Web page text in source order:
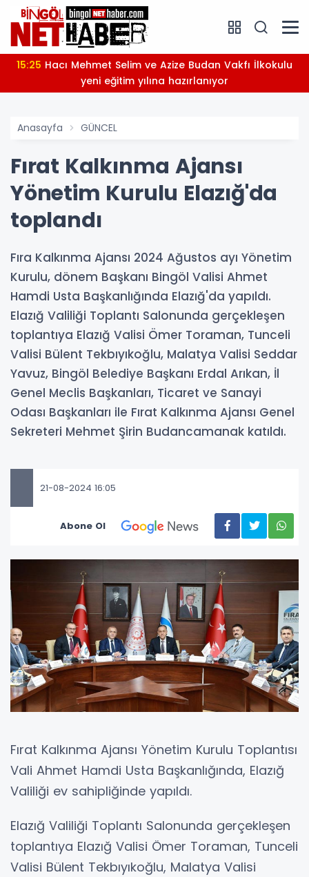
15:25
yeni eğitim yılına hazırlanıyor
Anasayfa GÜNCEL
Fırat Kalkınma Ajansı
Yönetim Kurulu Elazığ'da
toplandı
Fıra Kalkınma Ajansı 2024 Ağustos ayı Yönetim
Kurulu, dönem Başkanı Bingöl Valisi Ahmet
Hamdi Usta Başkanlığında Elazığ'da yapıldı.
Elazığ Valiliği Toplantı Salonunda gerçekleşen
toplantıya Elazığ Valisi Ömer Toraman, Tunceli
Valisi Bülent Tekbıyıkoğlu, Malatya Valisi Seddar
Yavuz, Bingöl Belediye Başkanı Erdal Arıkan, İl
Genel Meclis Başkanları, Ticaret ve Sanayi
Odası Başkanları ile Fırat Kalkınma Ajansı Genel
Sekreteri Mehmet Şirin Budancamanak katıldı.
21-08-2024 16:05
Abone Ol
Fırat Kalkınma Ajansı Yönetim Kurulu Toplantısı
Vali Ahmet Hamdi Usta Başkanlığında, Elazığ
Valiliği ev sahipliğinde yapıldı.
Elazığ Valiliği Toplantı Salonunda gerçekleşen
toplantıya Elazığ Valisi Ömer Toraman, Tunceli
Valisi Bülent Tekbıyıkoğlu, Malatya Valisi